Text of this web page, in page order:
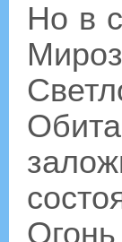
Но в